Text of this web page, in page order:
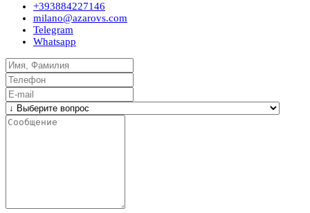
+393884227146
milano@azarovs.com
Telegram
Whatsapp